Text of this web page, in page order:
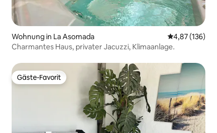
Wohnung in La Asomada
4,87 (136)
Charmantes Haus, privater Jacuzzi, Klimaanlage.
Gäste-Favorit
Gäste-Favorit